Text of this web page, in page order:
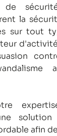
de
la
sur tout
afin